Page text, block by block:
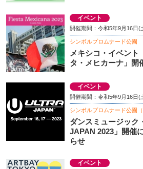
イベント
開催期間：令和5年9月16日(
シンボルプロムナード公園
メキシコ・イベント
タ・メヒカーナ」開
イベント
開催期間：令和5年9月16日(
シンボルプロムナード公園（
ダンスミュージック
JAPAN 2023」開催
らせ
イベント